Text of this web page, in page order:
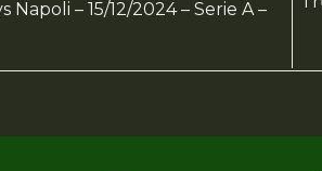
Napoli – 15/12/2024 – Serie A –